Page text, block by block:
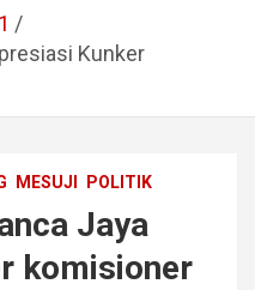
1
Kunker
MESUJI POLITIK
Jaya
komisioner